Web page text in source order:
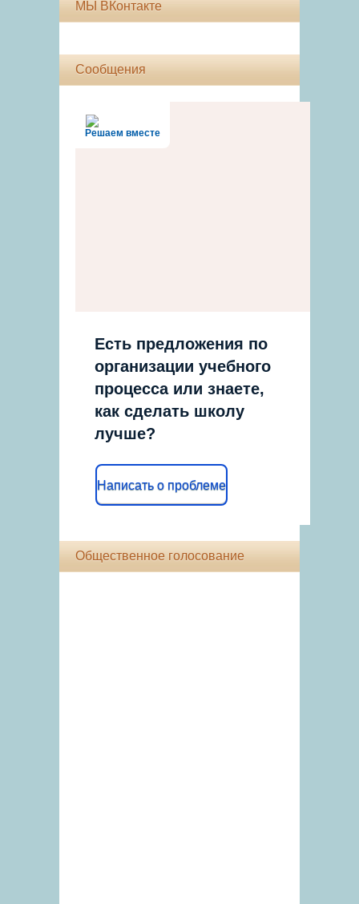
МЫ ВКонтакте
Сообщения
Решаем вместе
Есть предложения по
организации учебного
процесса или знаете,
как сделать школу
лучше?
Написать о проблеме
Общественное голосование